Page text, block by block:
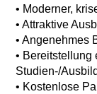
• Moderner,
• Attraktive
• Angenehmes
• Bereitstellung
Studien-/
• Kostenlose